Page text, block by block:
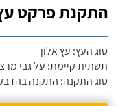
התקנת פרקט
סוג העץ: עץ אלון
תשתית קיימת: על גבי
סוג התקנה: התקנה